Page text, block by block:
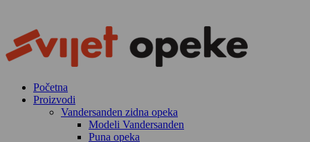
content
Početna
Proizvodi
Vandersanden zidna opeka
Modeli Vandersanden
Puna opeka